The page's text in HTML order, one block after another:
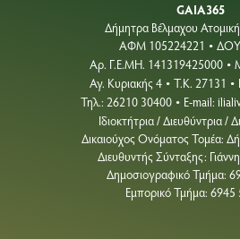
GAIA365
Δήμητρα Βέλμαχου Ατομική
ΑΦΜ 105224221 •
Aρ. Γ.Ε.ΜΗ. 141319425000 •
Αγ. Κυριακής 4 • Τ.Κ. 27131 •
Τηλ.: 26210 30400 • E-mail:
Ιδιοκτήτρια / Διευθύντρια /
Δικαιούχος Ονόματος Τομέα:
Διευθυντής Σύνταξης:
Δημοσιογραφικό Τμήμα:
Εμπορικό Τμήμα: